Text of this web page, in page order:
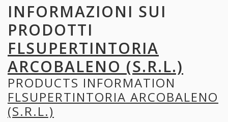
INFORMAZIONI SUI
PRODOTTI
FLSUPERTINTORIA
ARCOBALENO (S.R.L.)
PRODUCTS INFORMATION
FLSUPERTINTORIA ARCOBALENO
(S.R.L.)